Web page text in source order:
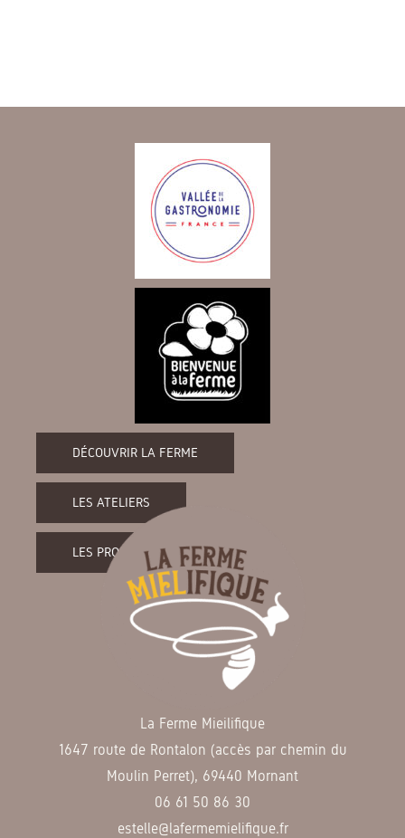
DÉCOUVRIR LA FERME
LES ATELIERS
LES PRODUITS DE LA FERME
La Ferme Mieilifique
1647 route de Rontalon (accès par chemin du
Moulin Perret), 69440 Mornant
06 61 50 86 30
estelle@lafermemielifique.fr